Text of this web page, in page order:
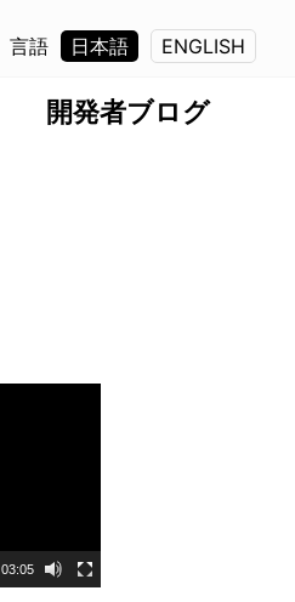
言語 日本語 ENGLISH
開発者ブログ
03:05